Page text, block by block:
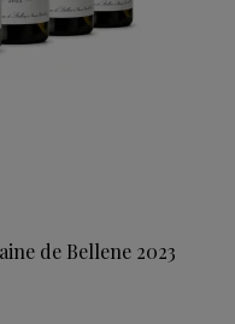
de Bellene 2023